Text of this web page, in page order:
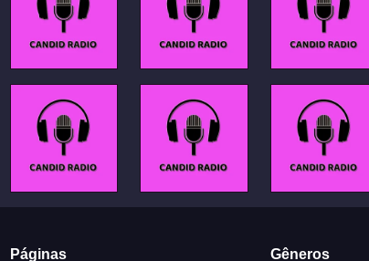
Páginas Gêneros